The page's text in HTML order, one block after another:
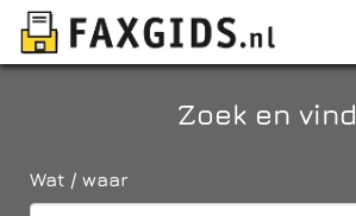
Zoek en vind
Wat / waar